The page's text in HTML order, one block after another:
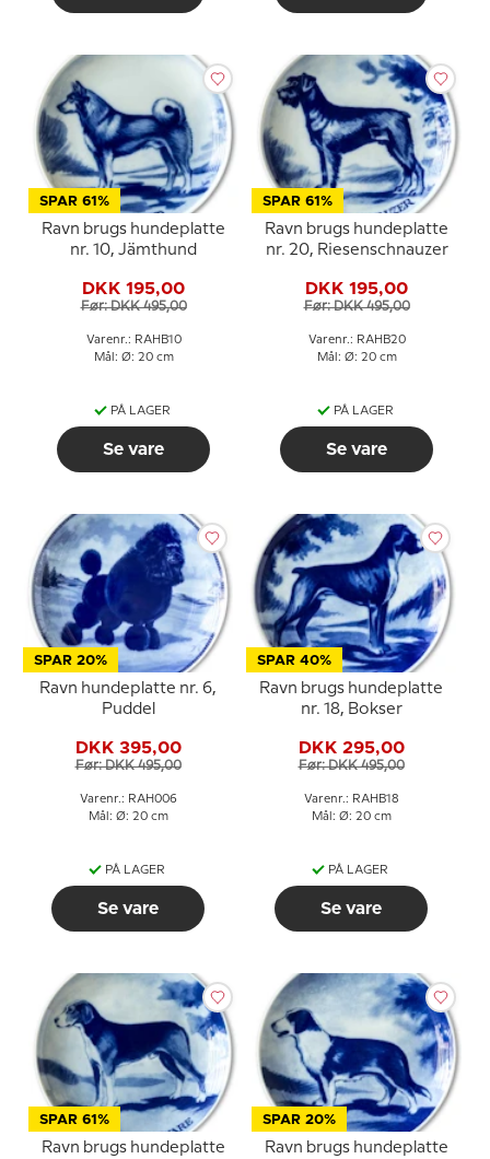
SPAR 61%
Ravn brugs hundeplatte
nr. 10, Jämthund
DKK 195,00
Før: DKK 495,00
Varenr.: RAHB10
Mål: Ø: 20 cm
PÅ LAGER
Se vare
SPAR 61%
Ravn brugs hundeplatte
nr. 20, Riesenschnauzer
DKK 195,00
Før: DKK 495,00
Varenr.: RAHB20
Mål: Ø: 20 cm
PÅ LAGER
Se vare
SPAR 20%
Ravn hundeplatte nr. 6,
Puddel
DKK 395,00
Før: DKK 495,00
Varenr.: RAH006
Mål: Ø: 20 cm
PÅ LAGER
Se vare
SPAR 40%
Ravn brugs hundeplatte
nr. 18, Bokser
DKK 295,00
Før: DKK 495,00
Varenr.: RAHB18
Mål: Ø: 20 cm
PÅ LAGER
Se vare
SPAR 61%
Ravn brugs hundeplatte
SPAR 20%
Ravn brugs hundeplatte